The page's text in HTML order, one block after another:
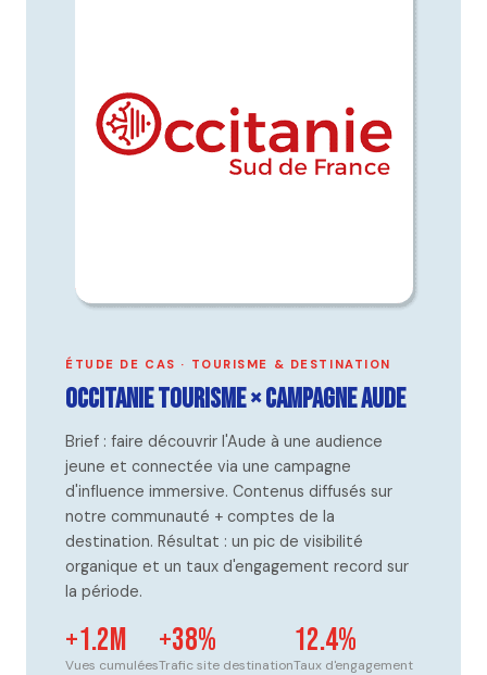
ÉTUDE DE CAS · TOURISME & DESTINATION
Occitanie Tourisme × Campagne Aude
Brief : faire découvrir l'Aude à une audience
jeune et connectée via une campagne
d'influence immersive. Contenus diffusés sur
notre communauté + comptes de la
destination. Résultat : un pic de visibilité
organique et un taux d'engagement record sur
la période.
+1.2M
Vues cumulées
+38%
Trafic site destination
12.4%
Taux d'engagement